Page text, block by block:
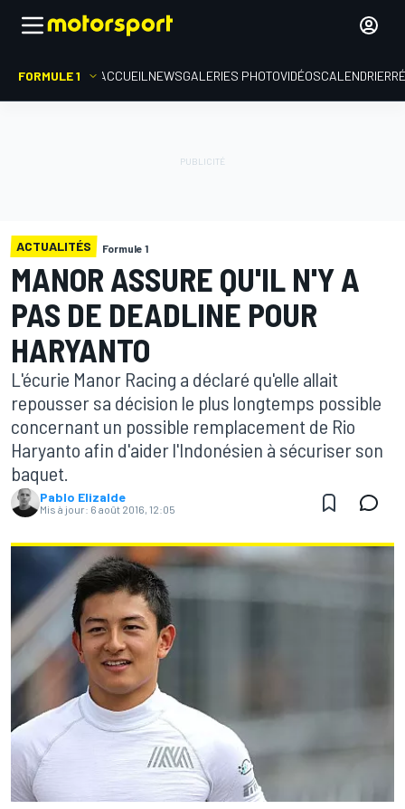
FORMULE 1 ACCUEIL NEWSGALERIES PHOTOVIDÉOSCALENDRIER
ACTUALITÉS Formule 1
MANOR ASSURE QU'IL N'Y A
PAS DE DEADLINE POUR
HARYANTO
L'écurie Manor Racing a déclaré qu'elle allait
repousser sa décision le plus longtemps possible
concernant un possible remplacement de Rio
Haryanto afin d'aider l'Indonésien à sécuriser son
baquet.
Pablo Elizalde
Mis à jour: 6 août 2016, 12:05